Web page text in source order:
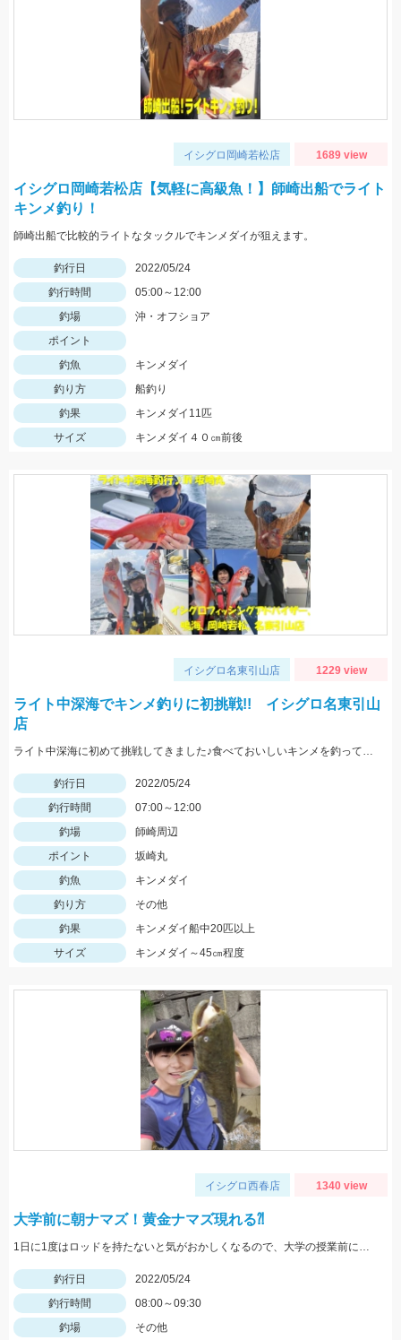
イシグロ岡崎若松店 1689 view
イシグロ岡崎若松店【気軽に高級魚！】師崎出船でライト
キンメ釣り！
師崎出船で比較的ライトなタックルでキンメダイが狙えます。
釣行日
2022/05/24
釣行時間
05:00～12:00
釣場
沖・オフショア
ポイント
釣魚
キンメダイ
釣り方
船釣り
釣果
キンメダイ11匹
サイズ
キンメダイ４０㎝前後
イシグロ名東引山店 1229 view
ライト中深海でキンメ釣りに初挑戦!! イシグロ名東引山
店
ライト中深海に初めて挑戦してきました♪食べておいしいキンメを釣ってみてはいかがでしょうか？ 水深300～400ｍで仕掛けは5～8本針のライト中深海用胴突き仕掛けに250号のオモリを使用しました
釣行日
2022/05/24
釣行時間
07:00～12:00
釣場
師崎周辺
ポイント
坂崎丸
釣魚
キンメダイ
釣り方
その他
釣果
キンメダイ船中20匹以上
サイズ
キンメダイ～45㎝程度
イシグロ西春店 1340 view
大学前に朝ナマズ！黄金ナマズ現れる⁈
1日に1度はロッドを持たないと気がおかしくなるので、大学の授業前にナマズと遊んできました。
釣行日
2022/05/24
釣行時間
08:00～09:30
釣場
その他